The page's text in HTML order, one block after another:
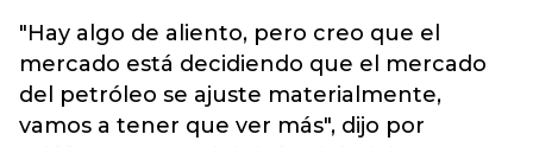
"Hay algo de aliento, pero creo que el
mercado está decidiendo que el mercado
del petróleo se ajuste materialmente,
vamos a tener que ver más", dijo por